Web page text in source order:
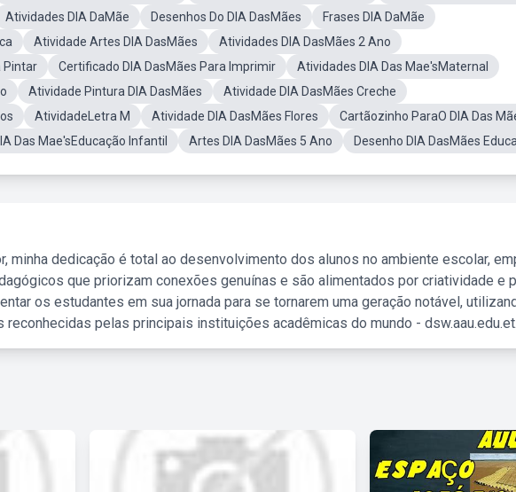
Atividades DIA DaMãe Desenhos Do DIA DasMães
Frases DIA DaMãe
Atividade Artes DIA DasMães
Atividades DIA DasMães 2 Ano
Pintar
Certificado DIA DasMães Para Imprimir
Atividades DIA Das Mae'sMaternal
Atividade Pintura DIA DasMães
Atividade DIA DasMães Creche
AtividadeLetra M Atividade DIA DasMães Flores
Cartãozinho ParaO DIA Das
Das Mae'sEducação Infantil Artes DIA DasMães 5 Ano Desenho DIA DasMães
minha dedicação é total ao desenvolvimento dos alunos no ambiente escolar,
que priorizam conexões genuínas e são alimentados por criatividade e
os estudantes em sua jornada para se tornarem uma geração notável,
reconhecidas pelas principais instituições acadêmicas do mundo - dsw.aau.edu.et.